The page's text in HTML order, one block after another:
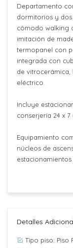
Departamento
dormitorios y
cómodo walking
imitación de
termopanel con
integrada con
de
eléctrico.
Incluye
conserjería 24 x
Equipamiento
núcleos de
estacionamientos
Detalles
Tipo piso: Piso